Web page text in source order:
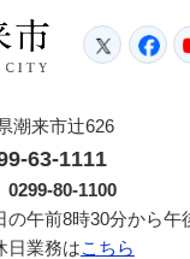
潮来市
潮来市辻626
63-1111
0299-80-1100
の午前8時30分から午
日業務はこちら